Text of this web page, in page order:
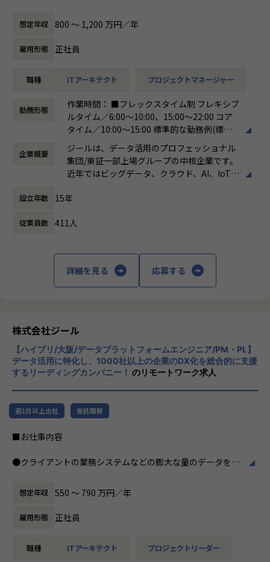
チーム配属後は数ヶ月程度チームのリーダーとしてテクニカ
チームメンバーの様子や配属後の状況を見ながら最終的には
ームを牽引いただきます。
当社には大きく分けて3つの事業部があり、当求人はiTOC事
業部BzD部0-WANの求人となります。
キャリア/ISPの大規模ネットワークの運用～構築やコンサル
ティングを伴うネットワークSIといったネットワーク領域の
技術支援を中心に、ゼロトラスト事業とネットワーク自動化
事業にも注力しています。
◎BzD部
ビジネスディベロップメントの意味で、その名の通り、新し
アサイン予定のチームについて
・テクニカルサポートチーム
・2022年に新規に立ち上げたプロジェクトです
・組織拡大へ向けてチーム化を進めています
・幅広い年齢層や男女問わずエンジニアが活躍しており、フ
ラットで多様性のあるチームです。
め、学習トレーニングや検証環境が充実しており、技術スキ
・自宅からのリモートワークが中心ですが、アサイン案件次
データーセンターやお客様拠点での夜間作業が発生する場合
s Intelligence)と呼ばれるシステムの導入から実行支援まで
を行っています。またクラウドを含むデータ基盤全体のDX構
想から実施します。
まで、プロジェクトに一気通貫で関わって頂きます。
く、DB、インフラ、プロジェクト管理、エンドユーザーと
のコミュニケーション能力など、幅広い経験に基づくスキル
アップ・キャリアアップが可能な環境です。
●エンドユーザー様と直接やり取りをする立場であり、要件
定義など上流工程に携われます。
適正に応じて、会社の指示する業務への異動を命じることが
想定年収 800 〜 1,200 万円／年
雇用形態 正社員
職種 ITアーキテクト プロジェクトマネージャー
勤務形態
作業時間： ■フレックスタイム制 フレキシブ
ルタイム／6:00～10:00、15:00～22:00 コア
タイム／10:00～15:00 標準的な勤務例(標準
労働時間)／9:00～18:00
働き方：フレックス制（コアタイムあり）
時間外労働の有無： 有（月平均19時間）
休憩時間： 60分
企業概要
ジールは、データ活用のプロフェッショナル
集団/東証一部上場グループの中核企業です。
近年ではビッグデータ、クラウド、AI、IoTを
する立場にスコープを拡張しています。
顧客の大半は大手企業となっており、30年以
■Mission：専門性と技術力、高度な分析ノ
ズに応えるため、私たちは「プロフェッショ
ナルサービスの大衆化」をミッションとして
掲げております。高い専門性を持った技術
力、深い経験から得られた多様性のある高度
な分析力をハイクオリティ＆ローコストで提
供することで、企業の競争優位確保に貢献す
ることを私たちは使命としております。
員全員が燃える会社」を目指しています。理
展する企業です。そして、社員全員が燃え続
ます。お客様に対する長期的な貢献を果たす
設立年数 15年
従業員数 411人
詳細を見る 応募する
株式会社ジール
【ハイブリ/大阪/データプラットフォームエンジニア/PM・PL】
データ活用に特化し、1000社以上の企業のDX化を総合的に支援
するリーディングカンパニー！ のリモートワーク求人
週1日以上出社 受託開発
■お仕事内容
●クライアントの業務システムなどの膨大な量のデータを蓄
s Intelligence)を含むデータプラットフォームの導入から実
行支援までを行っています。
●クライアントの要望に沿ったデータプラットフォームの企
きます。
想定年収 550 〜 790 万円／年
雇用形態 正社員
職種 ITアーキテクト プロジェクトリーダー